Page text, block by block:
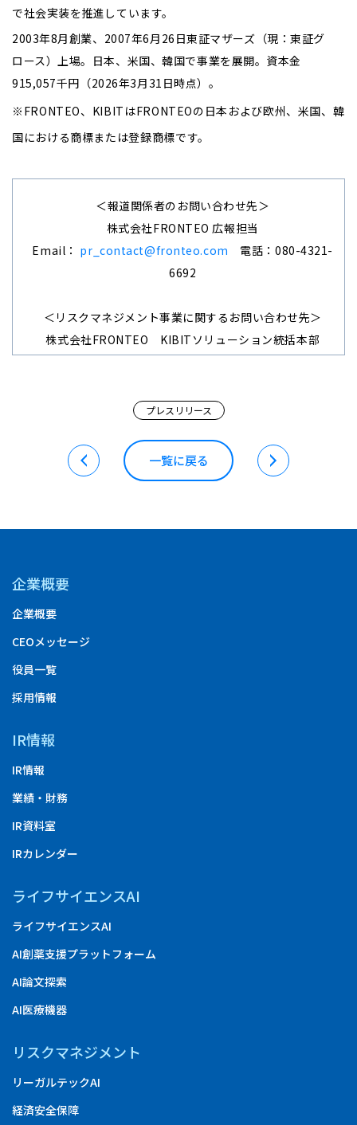
で社会実装を推進しています。
2003年8月創業、2007年6月26日東証マザーズ（現：東証グ
ロース）上場。日本、米国、韓国で事業を展開。 資本金
915,057千円（2026年3月31 日時点）。
※ FRONTEO、 KIBIT はFRONTEOの 日本 および欧州、米国、韓
国における商標または登録商標です。
＜報道関係者のお問い合わせ先＞
株式会社FRONTEO 広報担当
Email： pr_contact@fronteo.com 電話： 080-4321-
6692
＜リスクマネジメント事業に関するお問い合わせ先＞
株式会社FRONTEO KIBIT ソリューション統括本部
プレスリリース
一覧に戻る
企業概要
企業概要
CEOメッセージ
役員一覧
採用情報
IR情報
IR情報
業績・財務
IR資料室
IRカレンダー
ライフサイエンスAI
ライフサイエンスAI
AI創薬支援プラットフォーム
AI論文探索
AI医療機器
リスクマネジメント
リーガルテックAI
経済安全保障